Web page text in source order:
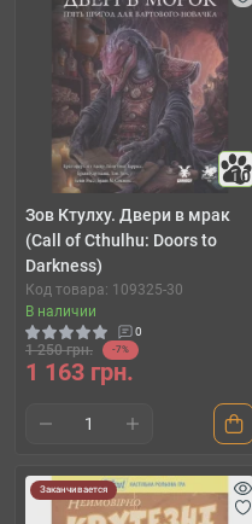
10
Зов Ктулху. Двери в мрак
(Call of Cthulhu: Doors to
Darkness)
Код товара: 109325-30
В наличии
0
1 250 грн. -7%
1 163 грн.
Заканчивается